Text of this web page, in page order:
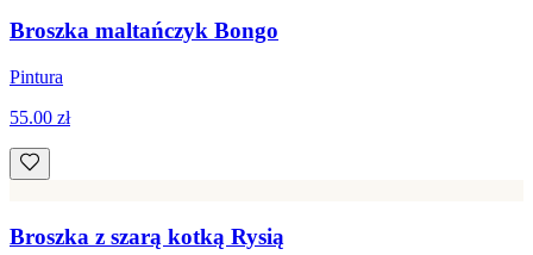
Broszka maltańczyk Bongo
Pintura
55.00 zł
Broszka z szarą kotką Rysią